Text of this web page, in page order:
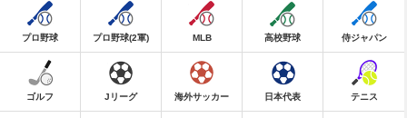
プロ野球 プロ野球(2軍) MLB 高校野球 侍ジャパン
ゴルフ Jリーグ 海外サッカー 日本代表 テニス